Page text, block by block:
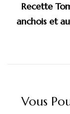
Recette
anchois et
Vous